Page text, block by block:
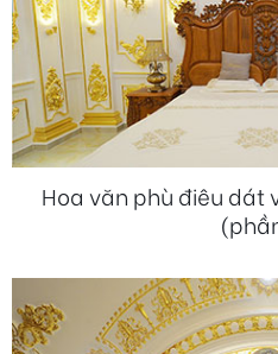
Hoa văn phù điêu dát